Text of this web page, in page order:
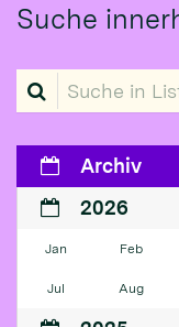
Suche
Suche in Liste
Archiv
2026
Jan Feb
Jul Aug